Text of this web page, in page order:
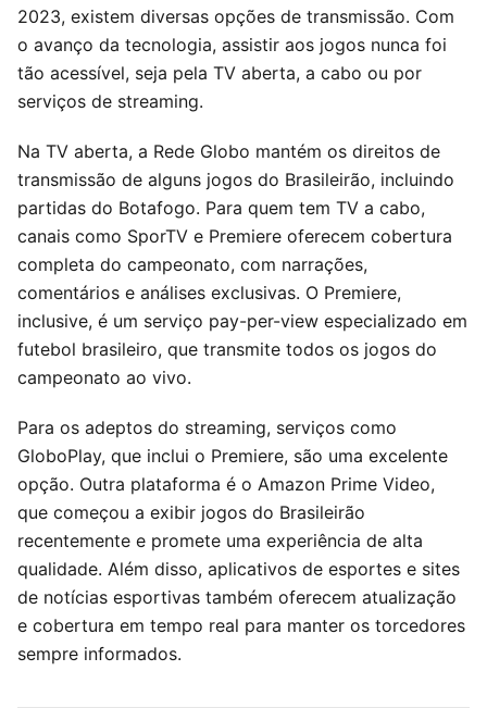
2023, existem diversas opções de transmissão. Com
o avanço da tecnologia, assistir aos jogos nunca foi
tão acessível, seja pela TV aberta, a cabo ou por
serviços de streaming.
Na TV aberta, a Rede Globo mantém os direitos de
transmissão de alguns jogos do Brasileirão, incluindo
partidas do Botafogo. Para quem tem TV a cabo,
canais como SporTV e Premiere oferecem cobertura
completa do campeonato, com narrações,
comentários e análises exclusivas. O Premiere,
inclusive, é um serviço pay-per-view especializado em
futebol brasileiro, que transmite todos os jogos do
campeonato ao vivo.
Para os adeptos do streaming, serviços como
GloboPlay, que inclui o Premiere, são uma excelente
opção. Outra plataforma é o Amazon Prime Video,
que começou a exibir jogos do Brasileirão
recentemente e promete uma experiência de alta
qualidade. Além disso, aplicativos de esportes e sites
de notícias esportivas também oferecem atualização
e cobertura em tempo real para manter os torcedores
sempre informados.